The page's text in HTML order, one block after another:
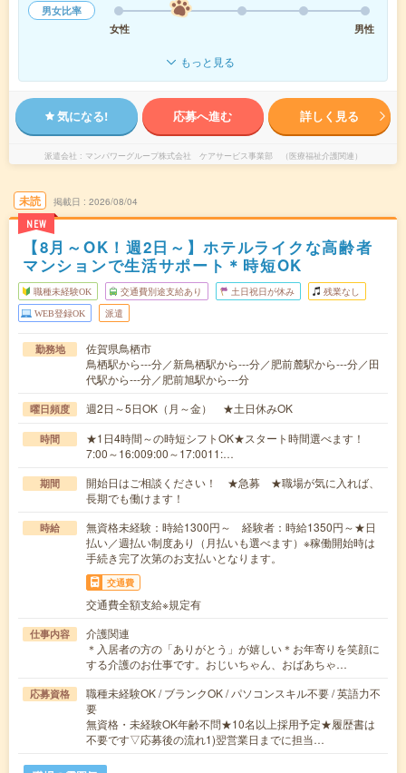
男女比率
女性
男性
もっと見る
気になる! 応募へ進む 詳しく見る
派遣会社 マンパワーグループ株式会社 ケアサービス事業部 （医療福祉介護関連）
未読
NEW
掲載日 2026/08/04
【8月～OK！週2日～】ホテルライクな高齢者
マンションで生活サポート＊時短OK
職種未経験OK 交通費別途支給あり 土日祝日が休み 残業なし
WEB登録OK 派遣
勤務地
佐賀県鳥栖市
鳥栖駅から---分／新鳥栖駅から---分／肥前麓駅から---分／田
代駅から---分／肥前旭駅から---分
曜日頻度 週2日～5日OK（月～金） ★土日休みOK
時間
★1日4時間～の時短シフトOK★スタート時間選べます！
7:00～16:009:00～17:0011:…
期間
開始日はご相談ください！ ★急募 ★職場が気に入れば、
長期でも働けます！
時給
無資格未経験：時給1300円～ 経験者：時給1350円～★日
払い／週払い制度あり（月払いも選べます）※稼働開始時は
手続き完了次第のお支払いとなります。
交通費
交通費全額支給※規定有
仕事内容
介護関連
＊入居者の方の「ありがとう」が嬉しい＊お年寄りを笑顔に
する介護のお仕事です。おじいちゃん、おばあちゃ…
応募資格
職種未経験OK / ブランクOK / パソコンスキル不要 / 英語力不
要
無資格・未経験OK年齢不問★10名以上採用予定★履歴書は
不要です▽応募後の流れ1)翌営業日までに担当…